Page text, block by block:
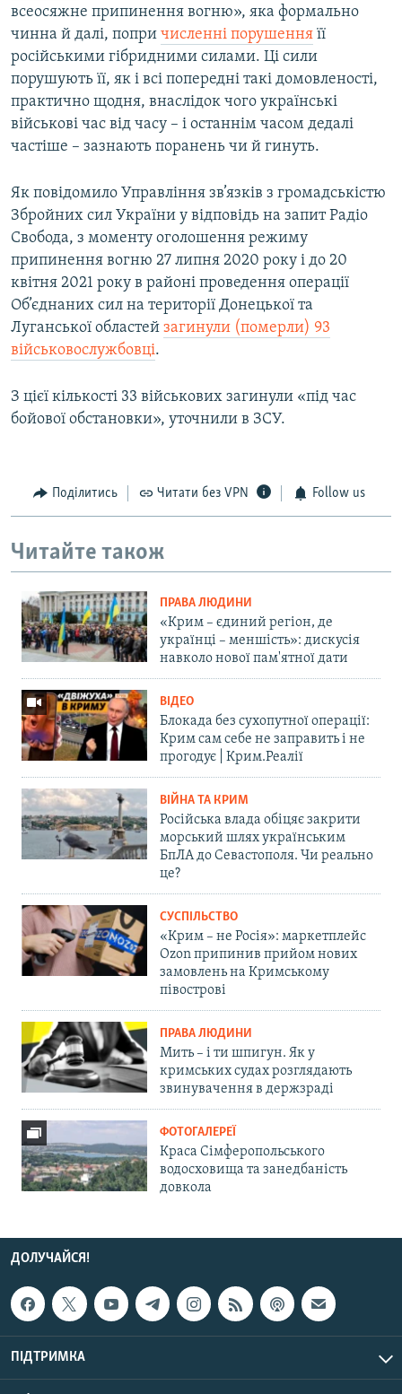
всеосяжне припинення вогню», яка формально
чинна й далі, попри численні порушення її
російськими гібридними силами. Ці сили
порушують її, як і всі попередні такі домовленості,
практично щодня, внаслідок чого українські
військові час від часу – і останнім часом дедалі
частіше – зазнають поранень чи й гинуть.
Як повідомило Управління зв’язків з громадськістю
Збройних сил України у відповідь на запит Радіо
Свобода, з моменту оголошення режиму
припинення вогню 27 липня 2020 року і до 20
квітня 2021 року в районі проведення операції
Об’єднаних сил на території Донецької та
Луганської областей загинули (померли) 93
військовослужбовці.
З цієї кількості 33 військових загинули «під час
бойової обстановки», уточнили в ЗСУ.
Поділитись Читати без VPN Follow us
Читайте також
ПРАВА ЛЮДИНИ
«Крим – єдиний регіон, де
українці – меншість»: дискусія
навколо нової пам'ятної дати
ВІДЕО
Блокада без сухопутної операції:
Крим сам себе не заправить і не
прогодує | Крим.Реалії
ВІЙНА ТА КРИМ
Російська влада обіцяє закрити
морський шлях українським
БпЛА до Севастополя. Чи реально
це?
СУСПІЛЬСТВО
«Крим – не Росія»: маркетплейс
Ozon припинив прийом нових
замовлень на Кримському
півострові
ПРАВА ЛЮДИНИ
Мить – і ти шпигун. Як у
кримських судах розглядають
звинувачення в держзраді
ФОТОГАЛЕРЕЇ
Краса Сімферопольського
водосховища та занедбаність
довкола
ДОЛУЧАЙСЯ!
ПІДТРИМКА